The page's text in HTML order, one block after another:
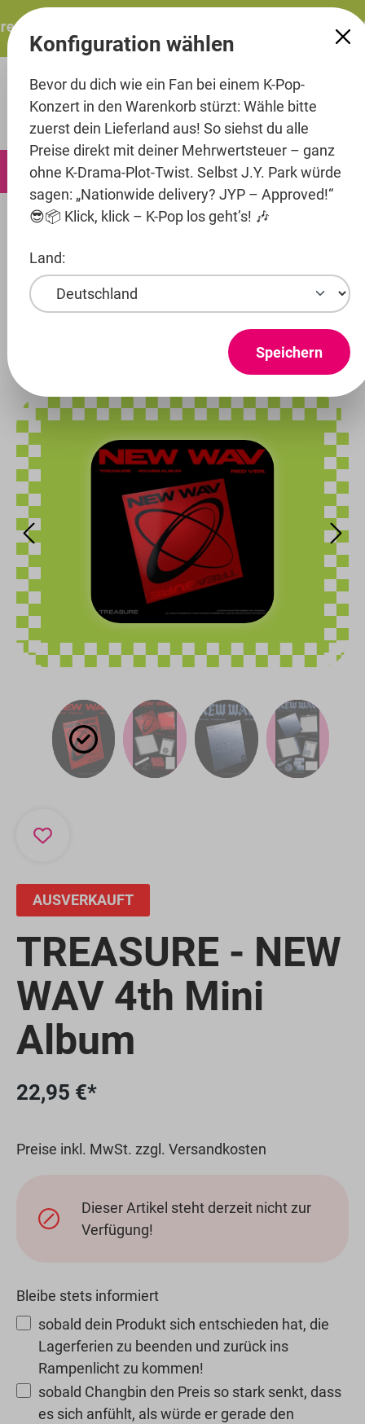
springen
ITZY – ITZY 3RD WORLD TOUR “TUNNEL
0
Music CD's
Entertainment
Bildergalerie überspringen
AUSVERKAUFT
TREASURE - NEW
WAV 4th Mini
Album
22,95 €*
Preise inkl. MwSt. zzgl. Versandkosten
Dieser Artikel steht derzeit nicht zur
Verfügung!
Bleibe stets informiert
sobald dein Produkt sich entschieden hat, die
Lagerferien zu beenden und zurück ins
Rampenlicht zu kommen!
sobald Changbin den Preis so stark senkt, dass
es sich anfühlt, als würde er gerade den
Konfiguration wählen
Bevor du dich wie ein Fan bei einem K-Pop-
Konzert in den Warenkorb stürzt: Wähle bitte
zuerst dein Lieferland aus! So siehst du alle
Preise direkt mit deiner Mehrwertsteuer – ganz
ohne K-Drama-Plot-Twist. Selbst J.Y. Park würde
sagen: „Nationwide delivery? JYP – Approved!“
😎📦 Klick, klick – K-Pop los geht’s! 🎶
Land:
Speichern